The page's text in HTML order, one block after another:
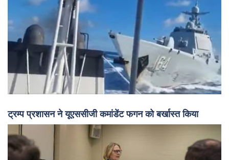
ट्रम्प प्रशासन ने यूएससीजी कमांडेंट फगन को बर्खास्त किया